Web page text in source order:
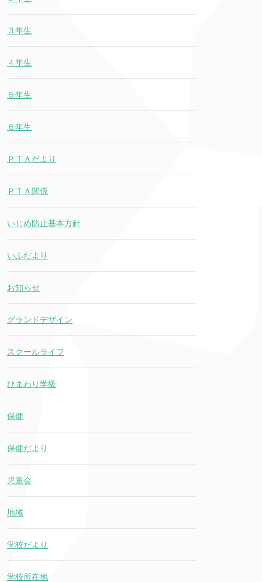
３年生
４年生
５年生
６年生
ＰＴＡだより
ＰＴＡ関係
いじめ防止基本方針
いふだより
お知らせ
グランドデザイン
スクールライフ
ひまわり学級
保健
保健だより
児童会
地域
学校だより
学校所在地